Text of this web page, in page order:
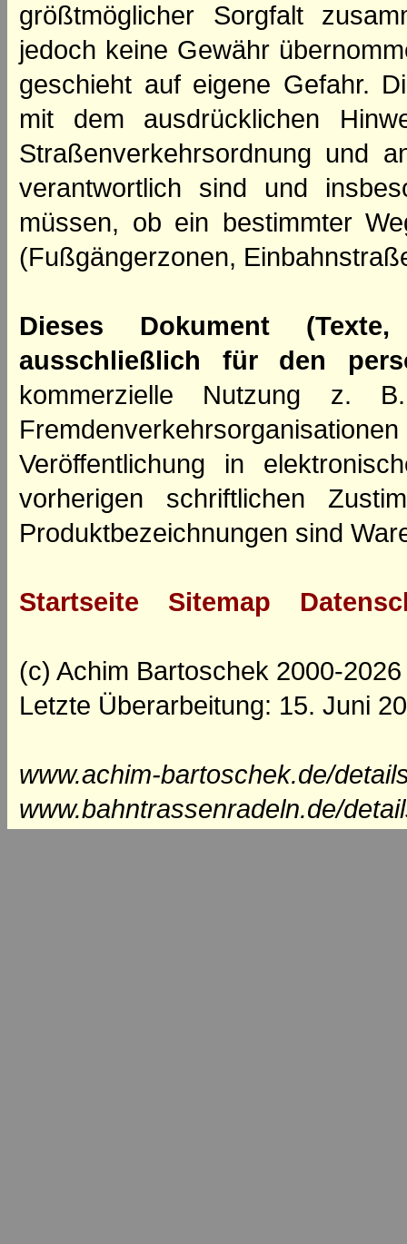
größtmöglicher Sorgfalt
jedoch keine Gewähr
geschieht auf eigene Gefahr.
mit dem ausdrücklichen
Straßenverkehrsordnung und
verantwortlich sind und
müssen, ob ein bestimmter
(Fußgängerzonen,
Dieses Dokument
ausschließlich für den
kommerzielle Nutzung z.
Veröffentlichung in
vorherigen schriftlichen
Produktbezeichnungen sind
Startseite Sitemap
(c) Achim Bartoschek 2000-2026
Letzte Überarbeitung: 15. Juni
www.achim-bartoschek.de/
www.bahntrassenradeln.de/